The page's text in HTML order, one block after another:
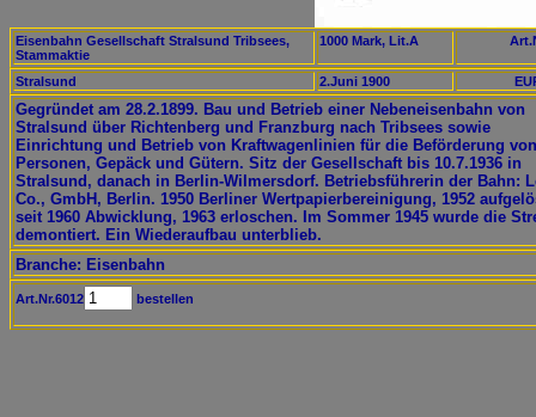
Eisenbahn Gesellschaft Stralsund Tribsees,
Stammaktie
1000 Mark, Lit.A
Stralsund 2.Juni 1900
Gegründet am 28.2.1899. Bau und Betrieb einer Nebeneisenbahn von
Stralsund über Richtenberg und Franzburg nach Tribsees sowie
Einrichtung und Betrieb von Kraftwagenlinien für die Beförderung von
Personen, Gepäck und Gütern. Sitz der Gesellschaft bis 10.7.1936 in
Stralsund, danach in Berlin-Wilmersdorf. Betriebsführerin der Bahn:
Co., GmbH, Berlin. 1950 Berliner Wertpapierbereinigung, 1952
seit 1960 Abwicklung, 1963 erloschen. Im Sommer 1945 wurde die
demontiert. Ein Wiederaufbau unterblieb.
Branche: Eisenbahn
Art.Nr.6012 bestellen